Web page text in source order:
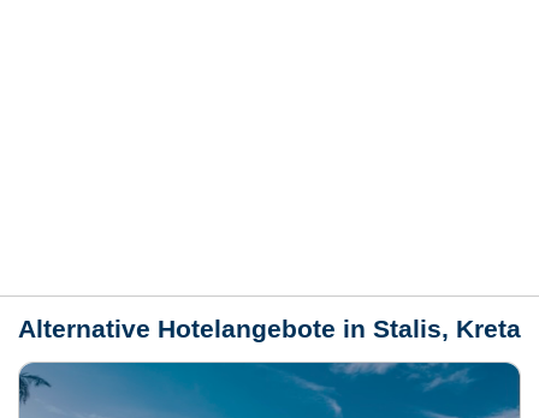
Alternative Hotelangebote in Stalis, Kreta